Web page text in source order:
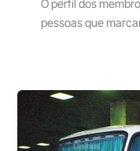
O perfil dos
pessoas que